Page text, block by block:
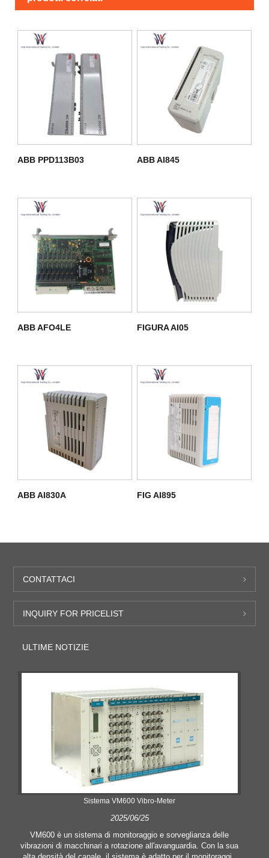
ABB PPD113B03 ABB AI845
ABB AFO4LE FIGURA AI05
ABB AI830A FIG AI895
CONTATTACI
INQUIRY FOR PRICELIST
ULTIME NOTIZIE
Sistema VM600 Vibro-Meter
2025/06/25
VM600 è un sistema di monitoraggio e sorveglianza delle
vibrazioni di macchinari a rotazione all'avanguardia. Con la sua